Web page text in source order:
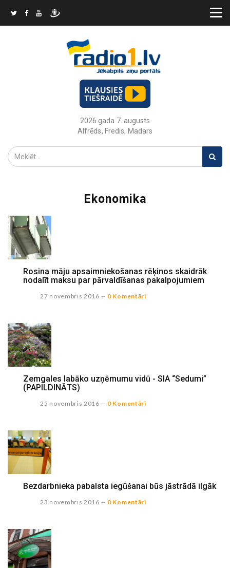
2026.gada 7. augusts
Alfrēds, Fredis, Madars
Ekonomika
Rosina māju apsaimniekošanas rēķinos skaidrāk
nodalīt maksu par pārvaldīšanas pakalpojumiem
27 novembris 2016 -- 0 Komentāri
Zemgales labāko uzņēmumu vidū - SIA “Sedumi”
(PAPILDINĀTS)
25 novembris 2016 -- 0 Komentāri
Bezdarbnieka pabalsta iegūšanai būs jāstrādā ilgāk
23 novembris 2016 -- 0 Komentāri